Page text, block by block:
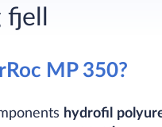
MP 350?
hydrofil